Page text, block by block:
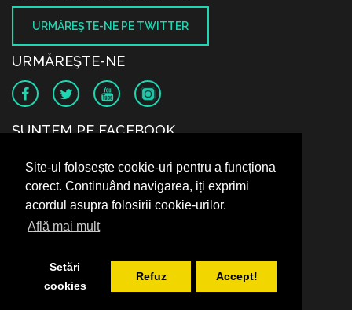
Site-ul folosește cookie-uri pentru a funcționa
corect. Continuând navigarea, iți exprimi
acordul asupra folosirii cookie-urilor.
Află mai mult
Setări
cookies
Refuz Accept!
URMĂREŞTE-NE PE TWITTER
URMĂREŞTE-NE
SUNTEM PE FACEBOOK